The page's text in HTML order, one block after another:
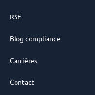
RSE
Blog compliance
Carrières
Contact